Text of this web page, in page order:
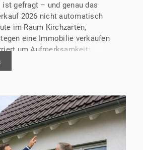
ist gefragt – und genau das
2026 nicht automatisch
im Raum Kirchzarten,
eine Immobilie verkaufen
um Aufmerksamkeit:
Exposés, prüfen
Lage,
sorgt dafür,
Ihr Objekt schneller
Sie fundiert entscheiden